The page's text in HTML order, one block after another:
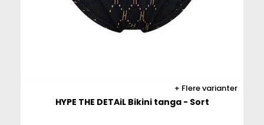
Flere varianter
HYPE THE DETAiL Bikini tanga - Sort